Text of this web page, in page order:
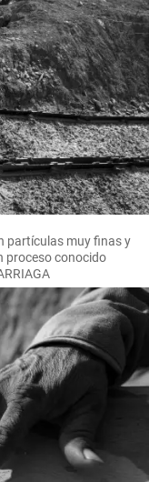
partículas muy finas y
proceso conocido